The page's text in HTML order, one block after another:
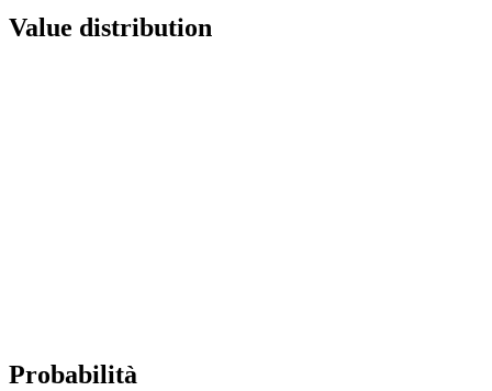
Value distribution
Probabilità